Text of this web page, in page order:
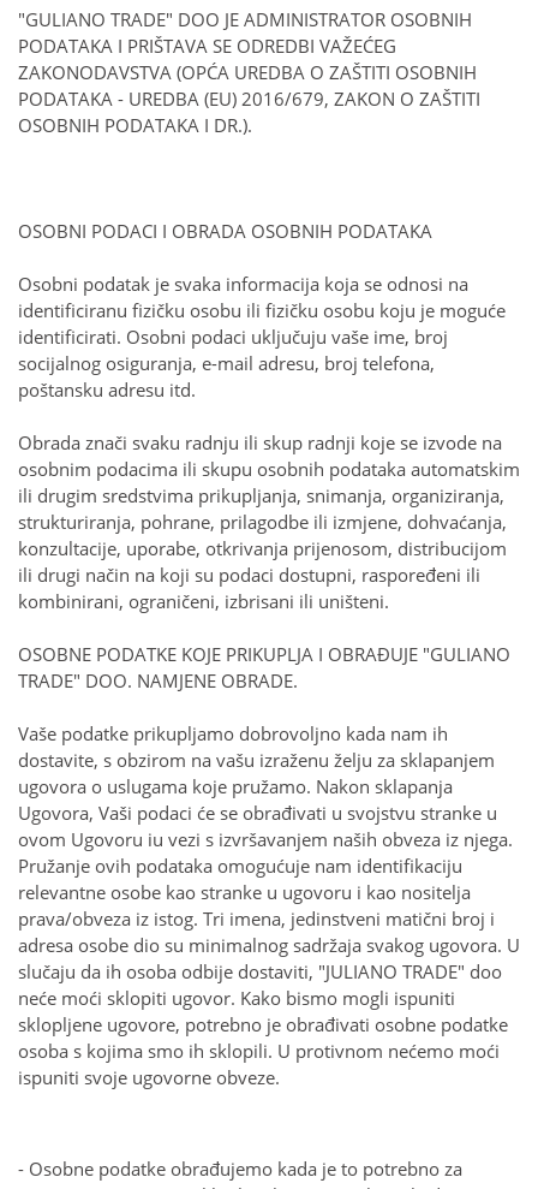
"GULIANO TRADE" DOO JE ADMINISTRATOR OSOBNIH
PODATAKA I PRIŠTAVA SE ODREDBI VAŽEĆEG
ZAKONODAVSTVA (OPĆA UREDBA O ZAŠTITI OSOBNIH
PODATAKA - UREDBA (EU) 2016/679, ZAKON O ZAŠTITI
OSOBNIH PODATAKA I DR.).
OSOBNI PODACI I OBRADA OSOBNIH PODATAKA
Osobni podatak je svaka informacija koja se odnosi na
identificiranu fizičku osobu ili fizičku osobu koju je moguće
identificirati. Osobni podaci uključuju vaše ime, broj
socijalnog osiguranja, e-mail adresu, broj telefona,
poštansku adresu itd.
Obrada znači svaku radnju ili skup radnji koje se izvode na
osobnim podacima ili skupu osobnih podataka automatskim
ili drugim sredstvima prikupljanja, snimanja, organiziranja,
strukturiranja, pohrane, prilagodbe ili izmjene, dohvaćanja,
konzultacije, uporabe, otkrivanja prijenosom, distribucijom
ili drugi način na koji su podaci dostupni, raspoređeni ili
kombinirani, ograničeni, izbrisani ili uništeni.
OSOBNE PODATKE KOJE PRIKUPLJA I OBRAĐUJE "GULIANO
TRADE" DOO. NAMJENE OBRADE.
Vaše podatke prikupljamo dobrovoljno kada nam ih
dostavite, s obzirom na vašu izraženu želju za sklapanjem
ugovora o uslugama koje pružamo. Nakon sklapanja
Ugovora, Vaši podaci će se obrađivati ​​u svojstvu stranke u
ovom Ugovoru iu vezi s izvršavanjem naših obveza iz njega.
Pružanje ovih podataka omogućuje nam identifikaciju
relevantne osobe kao stranke u ugovoru i kao nositelja
prava/obveza iz istog. Tri imena, jedinstveni matični broj i
adresa osobe dio su minimalnog sadržaja svakog ugovora. U
slučaju da ih osoba odbije dostaviti, "JULIANO TRADE" doo
neće moći sklopiti ugovor. Kako bismo mogli ispuniti
sklopljene ugovore, potrebno je obrađivati ​​osobne podatke
osoba s kojima smo ih sklopili. U protivnom nećemo moći
ispuniti svoje ugovorne obveze.
- Osobne podatke obrađujemo kada je to potrebno za